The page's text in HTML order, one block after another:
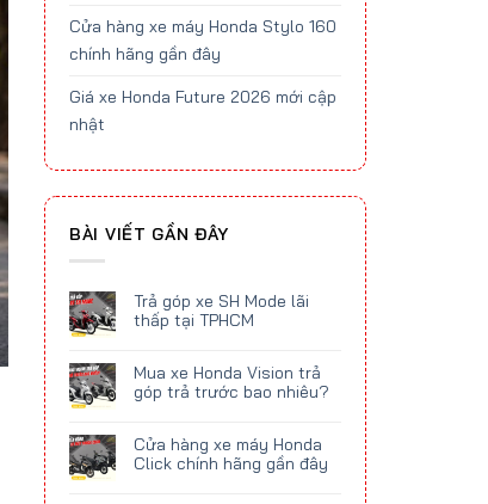
Cửa hàng xe máy Honda Stylo 160
chính hãng gần đây
Giá xe Honda Future 2026 mới cập
nhật
BÀI VIẾT GẦN ĐÂY
Trả góp xe SH Mode lãi
thấp tại TPHCM
Mua xe Honda Vision trả
góp trả trước bao nhiêu?
Cửa hàng xe máy Honda
Click chính hãng gần đây